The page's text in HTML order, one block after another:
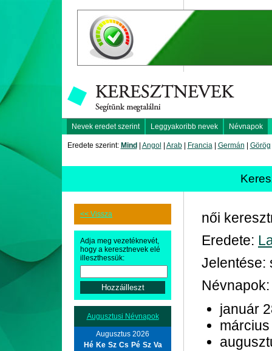
Nevek eredet szerint Leggyakoribb nevek Névnapok
Eredete szerint: Mind Angol Arab| Francia| Germán Görög
<< Vissza
Adja meg vezetéknevét,
hogy a keresztnevek elé
illeszthessük:
Augusztusi Névnapok
Augusztus 2026
Hé Ke Sz Cs Pé Sz Va
női
Eredete:
Jelentése:
Névnapok:
január